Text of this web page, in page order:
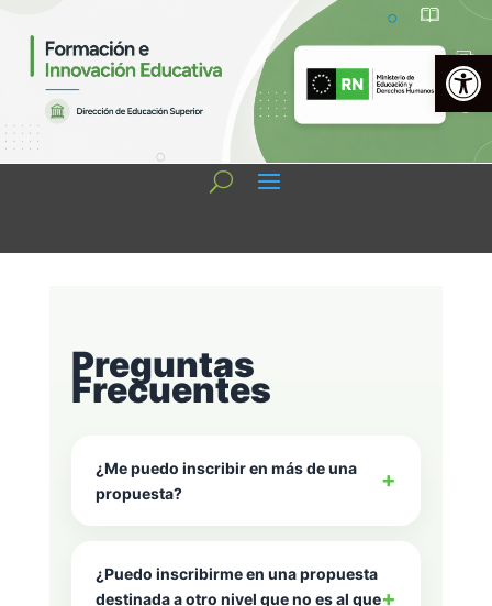
Preguntas
Frecuentes
¿Me puedo inscribir en más de una
propuesta?
+
una sola propuesta de capacitación. Sin
excepción.
¿Puedo inscribirme en una propuesta
destinada a otro nivel que no es al que+